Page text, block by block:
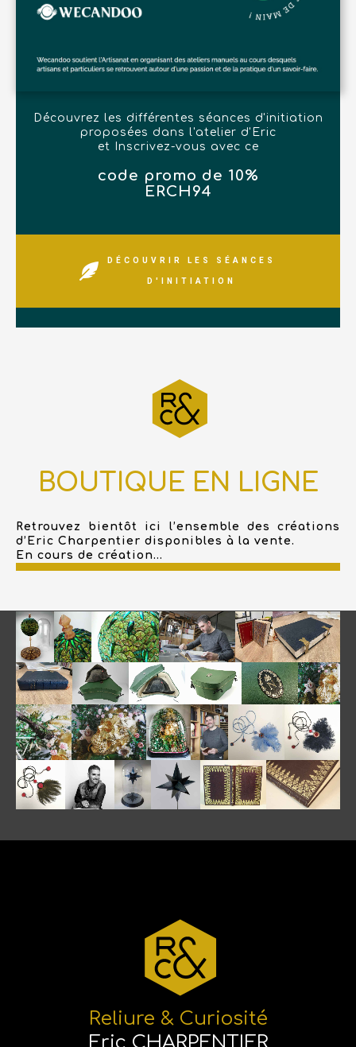
Découvrez les différentes séances d'initiation
proposées dans l'atelier d'Eric
et Inscrivez-vous avec ce
code promo de 10%
ERCH94
DÉCOUVRIR LES SÉANCES
D'INITIATION
BOUTIQUE EN LIGNE
Retrouvez bientôt ici l’ensemble des créations
d’Eric Charpentier disponibles à la vente.
En cours de création...
Reliure & Curiosité